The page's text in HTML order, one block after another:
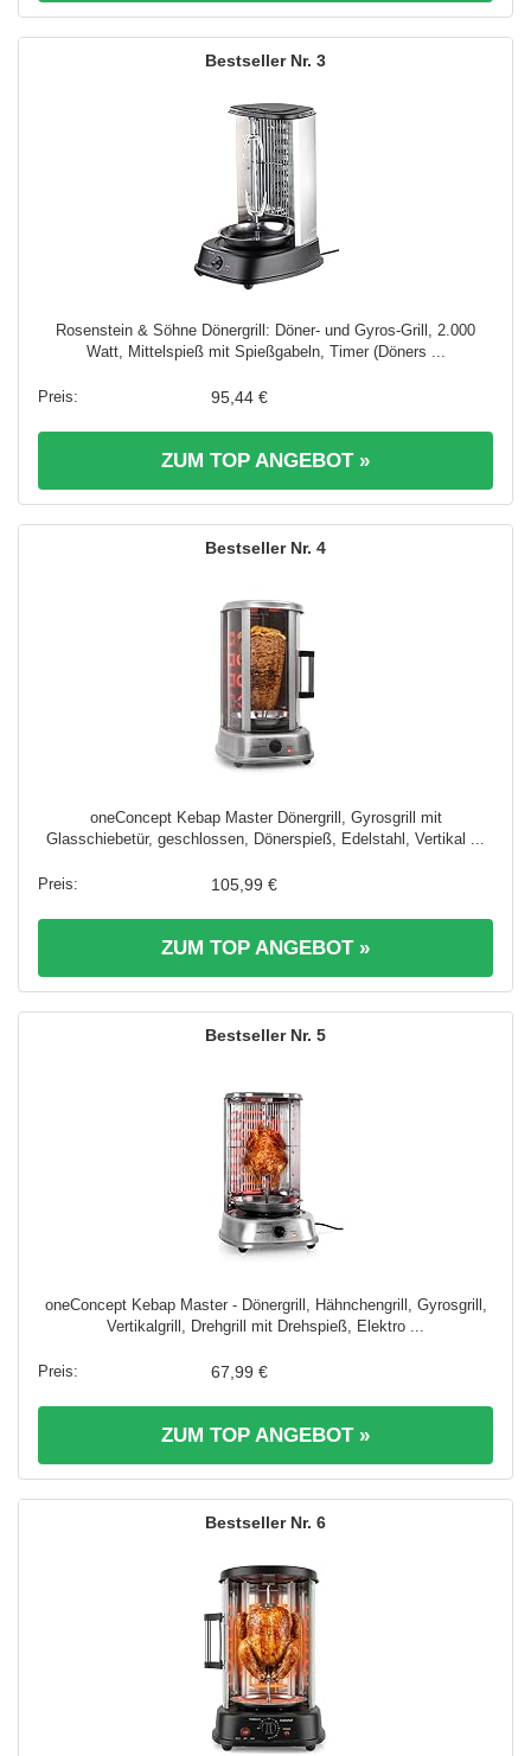
3
Rosenstein & Söhne Dönergrill: Döner- und Gyros-Grill, 2.000
Watt, Mittelspieß mit Spießgabeln, Timer (Döners ...
95,44 €
ZUM TOP ANGEBOT »
4
oneConcept Kebap Master Dönergrill, Gyrosgrill mit
Glasschiebetür, geschlossen, Dönerspieß, Edelstahl, Vertikal ...
105,99 €
ZUM TOP ANGEBOT »
5
oneConcept Kebap Master - Dönergrill, Hähnchengrill, Gyrosgrill,
Vertikalgrill, Drehgrill mit Drehspieß, Elektro ...
67,99 €
ZUM TOP ANGEBOT »
6